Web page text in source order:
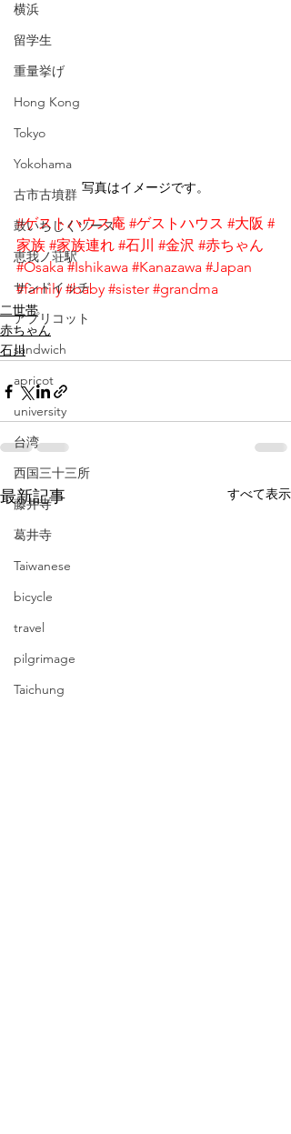
横浜
留学生
重量挙げ
Hong Kong
Tokyo
Yokohama
古市古墳群
鼓いちじくソース
恵我ノ荘駅
サンドイッチ
アプリコット
sandwich
apricot
university
台湾
西国三十三所
藤井寺
葛井寺
Taiwanese
bicycle
travel
pilgrimage
Taichung
写真はイメージです。
#ゲストハウス庵 #ゲストハウス #大阪 #
家族 #家族連れ #石川 #金沢 #赤ちゃん
#Osaka #Ishikawa #Kanazawa #Japan
#family #baby #sister #grandma
二世帯
赤ちゃん
石川
最新記事 すべて表示